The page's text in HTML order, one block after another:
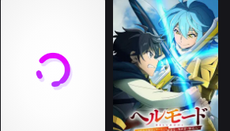
执念的
常喜欢看漫画，尤
其是 ☆野0 的《机
器太与狸太》。国
佐藤拓也
内田真礼
世界顶级葡萄酒评
论家神咲丰多香去
世以后，留下了价
值20亿日圆的丰厚
遗产和一封遗书。
在遗书中他宣布，